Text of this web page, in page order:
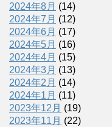
2024年8月 (14)
2024年7月 (12)
2024年6月 (17)
2024年5月 (16)
2024年4月 (15)
2024年3月 (13)
2024年2月 (14)
2024年1月 (11)
2023年12月 (19)
2023年11月 (22)